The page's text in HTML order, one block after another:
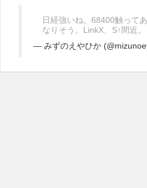
日経強いね。68400触って
なりそう。LinkX、S↑間近。
— みずのえやひか